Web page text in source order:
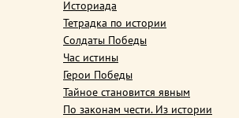
Историада
Тетрадка по истории
Солдаты Победы
Час истины
Герои Победы
Тайное становится явным
По законам чести. Из истории